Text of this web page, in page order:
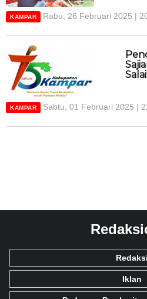
KAMPAR Rabu, 26 Februari 2025 |
KAMPAR Sabtu, 01 Februari 2025 |
Redaksi
Iklan